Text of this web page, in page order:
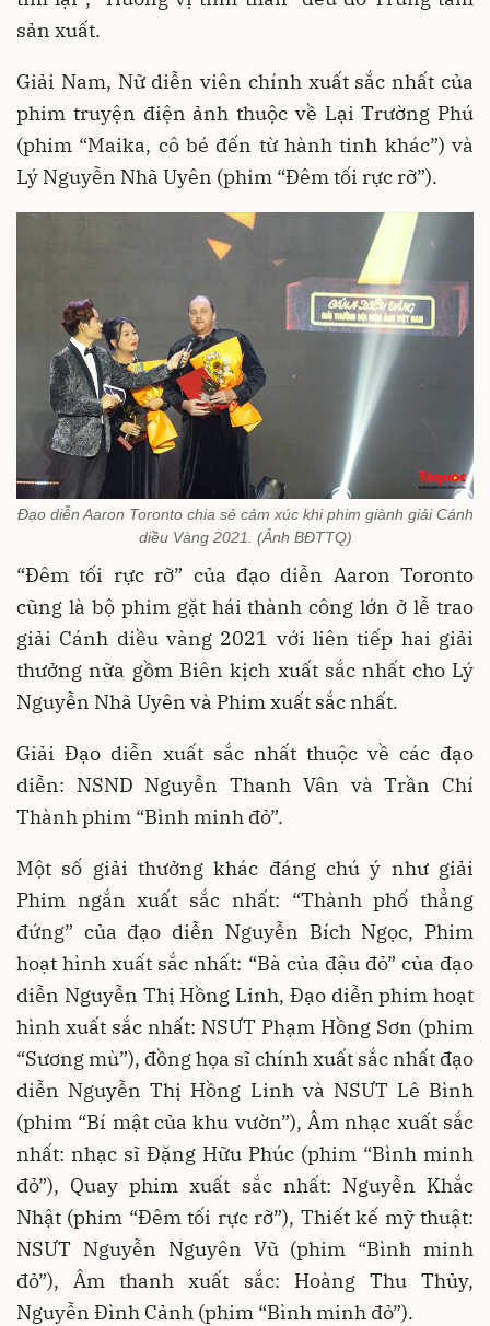
sản xuất.
Giải Nam, Nữ diễn viên chính xuất sắc nhất của
phim truyện điện ảnh thuộc về Lại Trường Phú
(phim “Maika, cô bé đến từ hành tinh khác”) và
Lý Nguyễn Nhã Uyên (phim “Đêm tối rực rỡ”).
Đạo diễn Aaron Toronto chia sẻ cảm xúc khi phim giành giải Cánh
diều Vàng 2021. (Ảnh BĐTTQ)
“Đêm tối rực rỡ” của đạo diễn Aaron Toronto
cũng là bộ phim gặt hái thành công lớn ở lễ trao
giải Cánh diều vàng 2021 với liên tiếp hai giải
thưởng nữa gồm Biên kịch xuất sắc nhất cho Lý
Nguyễn Nhã Uyên và Phim xuất sắc nhất.
Giải Đạo diễn xuất sắc nhất thuộc về các đạo
diễn: NSND Nguyễn Thanh Vân và Trần Chí
Thành phim “Bình minh đỏ”.
Một số giải thưởng khác đáng chú ý như giải
Phim ngắn xuất sắc nhất: “Thành phố thẳng
đứng” của đạo diễn Nguyễn Bích Ngọc, Phim
hoạt hình xuất sắc nhất: “Bà của đậu đỏ” của đạo
diễn Nguyễn Thị Hồng Linh, Đạo diễn phim hoạt
hình xuất sắc nhất: NSƯT Phạm Hồng Sơn (phim
“Sương mù”), đồng họa sĩ chính xuất sắc nhất đạo
diễn Nguyễn Thị Hồng Linh và NSƯT Lê Bình
(phim “Bí mật của khu vườn”), Âm nhạc xuất sắc
nhất: nhạc sĩ Đặng Hữu Phúc (phim “Bình minh
đỏ”), Quay phim xuất sắc nhất: Nguyễn Khắc
Nhật (phim “Đêm tối rực rỡ”), Thiết kế mỹ thuật:
NSƯT Nguyễn Nguyên Vũ (phim “Bình minh
đỏ”), Âm thanh xuất sắc: Hoàng Thu Thủy,
Nguyễn Đình Cảnh (phim “Bình minh đỏ”).